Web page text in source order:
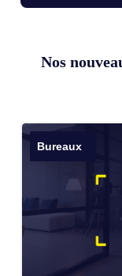
Nos
Bureaux